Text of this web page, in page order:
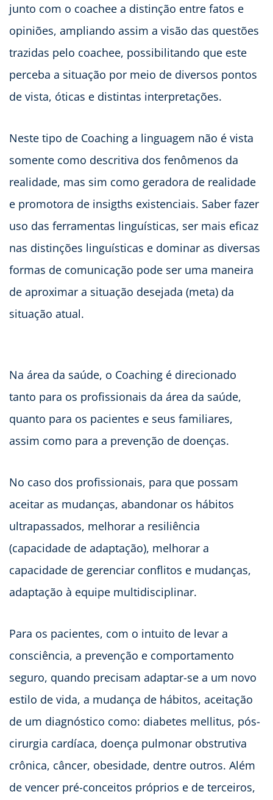
junto com o coachee a distinção entre fatos e
opiniões, ampliando assim a visão das questões
trazidas pelo coachee, possibilitando que este
perceba a situação por meio de diversos pontos
de vista, óticas e distintas interpretações.
Neste tipo de Coaching a linguagem não é vista
somente como descritiva dos fenômenos da
realidade, mas sim como geradora de realidade
e promotora de insigths existenciais. Saber fazer
uso das ferramentas linguísticas, ser mais eficaz
nas distinções linguísticas e dominar as diversas
formas de comunicação pode ser uma maneira
de aproximar a situação desejada (meta) da
situação atual.
Na área da saúde, o Coaching é direcionado
tanto para os profissionais da área da saúde,
quanto para os pacientes e seus familiares,
assim como para a prevenção de doenças.
No caso dos profissionais, para que possam
aceitar as mudanças, abandonar os hábitos
ultrapassados, melhorar a resiliência
(capacidade de adaptação), melhorar a
capacidade de gerenciar conflitos e mudanças,
adaptação à equipe multidisciplinar.
Para os pacientes, com o intuito de levar a
consciência, a prevenção e comportamento
seguro, quando precisam adaptar-se a um novo
estilo de vida, a mudança de hábitos, aceitação
de um diagnóstico como: diabetes mellitus, pós-
cirurgia cardíaca, doença pulmonar obstrutiva
crônica, câncer, obesidade, dentre outros. Além
de vencer pré-conceitos próprios e de terceiros,